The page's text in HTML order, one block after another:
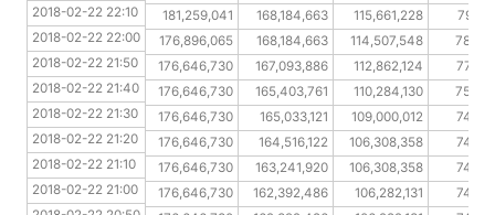
2018-02-22 22:00
181,259,041 168,184,663 115,661,228
2018-02-22 21:50
176,896,065 168,184,663 114,507,548
2018-02-22 21:40
176,646,730 167,093,886 112,862,124
2018-02-22 21:30
176,646,730 165,403,761 110,284,130
2018-02-22 21:20
176,646,730 165,033,121 109,000,012
2018-02-22 21:10
176,646,730 164,516,122 106,308,358
2018-02-22 21:00
176,646,730 163,241,920 106,308,358
2018-02-22 20:50
176,646,730 162,392,486 106,282,131
2018-02-22 22:10
2018-02-22 22:00
2018-02-22 21:50
2018-02-22 21:40
2018-02-22 21:30
2018-02-22 21:20
2018-02-22 21:10
2018-02-22 21:00